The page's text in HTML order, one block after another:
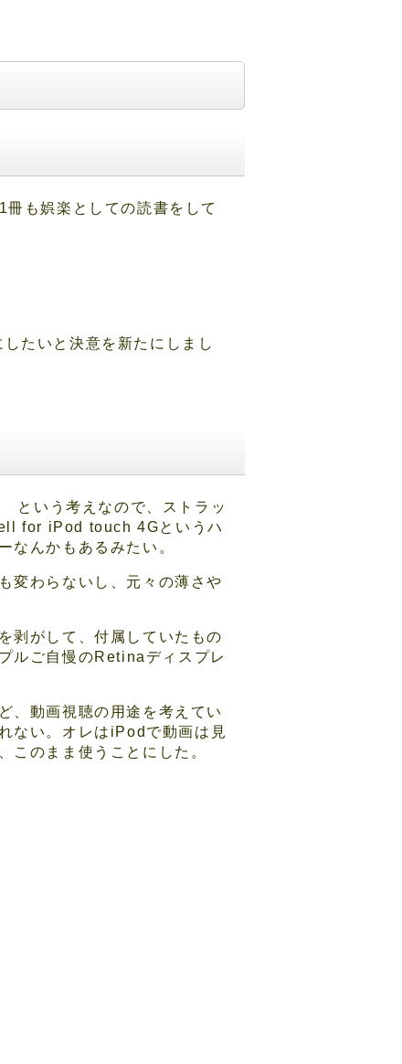
も娯楽としての読書をして
たいと決意を新たにしまし
という考えなので、ストラッ
for iPod touch 4Gというハ
なんかもあるみたい。
変わらないし、元々の薄さや
剥がして、付属していたもの
ルご自慢のRetinaディスプレ
、動画視聴の用途を考えてい
ない。オレはiPodで動画は見
このまま使うことにした。